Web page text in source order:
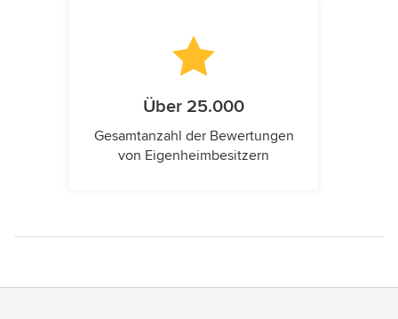
Über 25.000
Gesamtanzahl der Bewertungen
von Eigenheimbesitzern